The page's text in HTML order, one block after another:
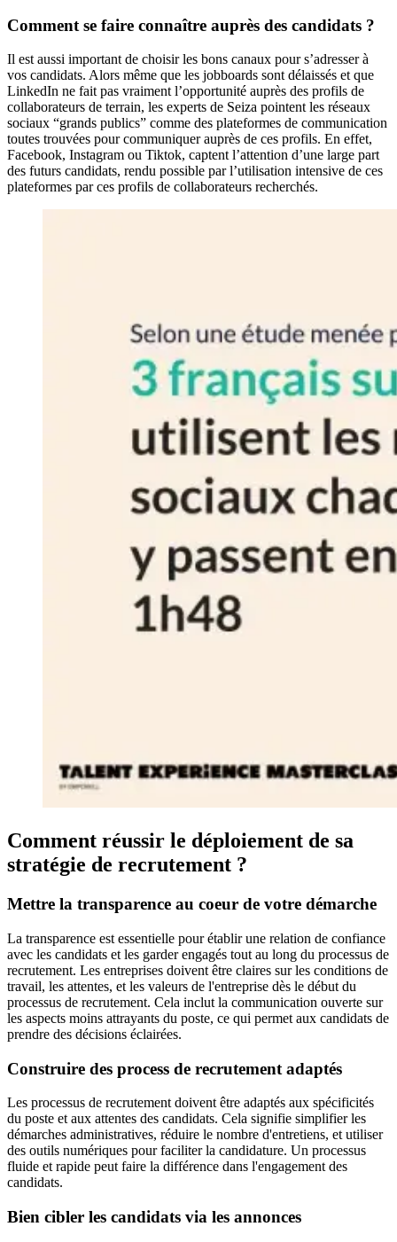
Comment se faire connaître auprès des candidats ?
Il est aussi important de choisir les bons canaux pour s’adresser à
vos candidats. Alors même que les jobboards sont délaissés et que
LinkedIn ne fait pas vraiment l’opportunité auprès des profils de
collaborateurs de terrain, les experts de Seiza pointent les réseaux
sociaux “grands publics” comme des plateformes de communication
toutes trouvées pour communiquer auprès de ces profils. En effet,
Facebook, Instagram ou Tiktok, captent l’attention d’une large part
des futurs candidats, rendu possible par l’utilisation intensive de ces
plateformes par ces profils de collaborateurs recherchés.
Comment réussir le déploiement de sa
stratégie de recrutement ?
Mettre la transparence au coeur de votre démarche
La transparence est essentielle pour établir une relation de confiance
avec les candidats et les garder engagés tout au long du processus de
recrutement. Les entreprises doivent être claires sur les conditions de
travail, les attentes, et les valeurs de l'entreprise dès le début du
processus de recrutement. Cela inclut la communication ouverte sur
les aspects moins attrayants du poste, ce qui permet aux candidats de
prendre des décisions éclairées.
Construire des process de recrutement adaptés
Les processus de recrutement doivent être adaptés aux spécificités
du poste et aux attentes des candidats. Cela signifie simplifier les
démarches administratives, réduire le nombre d'entretiens, et utiliser
des outils numériques pour faciliter la candidature. Un processus
fluide et rapide peut faire la différence dans l'engagement des
candidats.
Bien cibler les candidats via les annonces